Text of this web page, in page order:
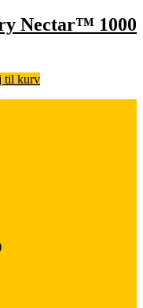
Nectar™ 1000
til kurv